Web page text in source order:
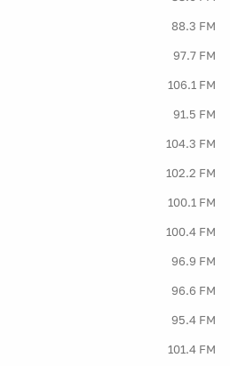
88.3 FM
97.7 FM
106.1 FM
91.5 FM
104.3 FM
102.2 FM
100.1 FM
100.4 FM
96.9 FM
96.6 FM
95.4 FM
101.4 FM